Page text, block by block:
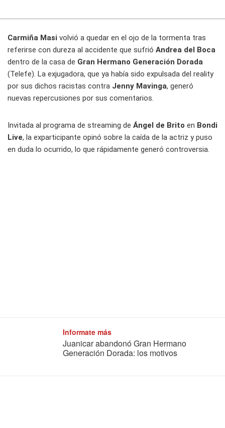
Carmiña Masi volvió a quedar en el ojo de la tormenta tras
referirse con dureza al accidente que sufrió Andrea del Boca
dentro de la casa de Gran Hermano Generación Dorada
(Telefe). La exjugadora, que ya había sido expulsada del reality
por sus dichos racistas contra Jenny Mavinga, generó
nuevas repercusiones por sus comentarios.
Invitada al programa de streaming de Ángel de Brito en Bondi
Live, la exparticipante opinó sobre la caída de la actriz y puso
en duda lo ocurrido, lo que rápidamente generó controversia.
Informate más
Juanicar abandonó Gran Hermano
Generación Dorada: los motivos